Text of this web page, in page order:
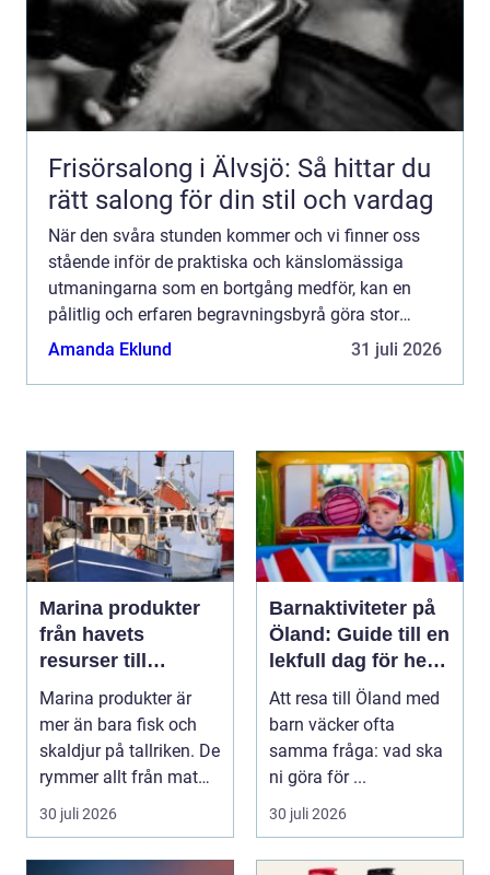
Frisörsalong i Älvsjö: Så hittar du
rätt salong för din stil och vardag
När den svåra stunden kommer och vi finner oss
stående inför de praktiska och känslomässiga
utmaningarna som en bortgång medför, kan en
pålitlig och erfaren begravningsbyrå göra stor
skillna...
Amanda Eklund 31 juli 2026
Marina produkter
från havets
resurser till
hållbara
upplevelser
Marina produkter är
mer än bara fisk och
skaldjur på tallriken. De
rymmer allt från mat
och hälsa ti...
30 juli 2026
Barnaktiviteter på
Öland: Guide till en
lekfull dag för hela
familjen
Att resa till Öland med
barn väcker ofta
samma fråga: vad ska
ni göra för ...
30 juli 2026